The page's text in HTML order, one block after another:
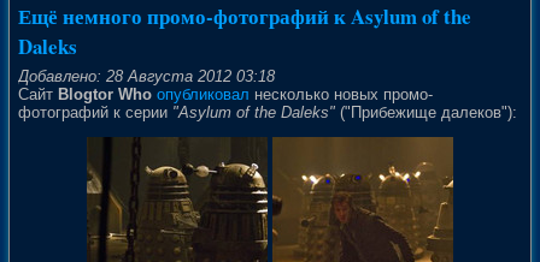
Ещё немного промо-фотографий к Asylum of the
Daleks
Добавлено: 28 Августа 2012 03:18
Сайт Blogtor Who опубликовал несколько новых промо-
фотографий к серии "Asylum of the Daleks" ("Прибежище далеков"):